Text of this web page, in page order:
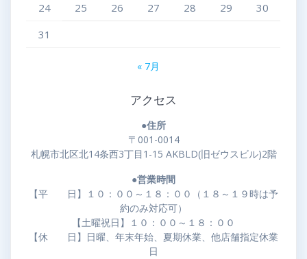
24
25 26 27 28 29
30
31
« 7月
アクセス
●住所
〒001-0014
札幌市北区北14条西3丁目1-15 AKBLD(旧ゼウスビル)2階
●営業時間
【平 日】１０：００～１８：００（１８～１９時は予
約のみ対応可）
【土曜祝日】１０：００～１８：００
【休 日】日曜、年末年始、夏期休業、他店舗指定休業
日